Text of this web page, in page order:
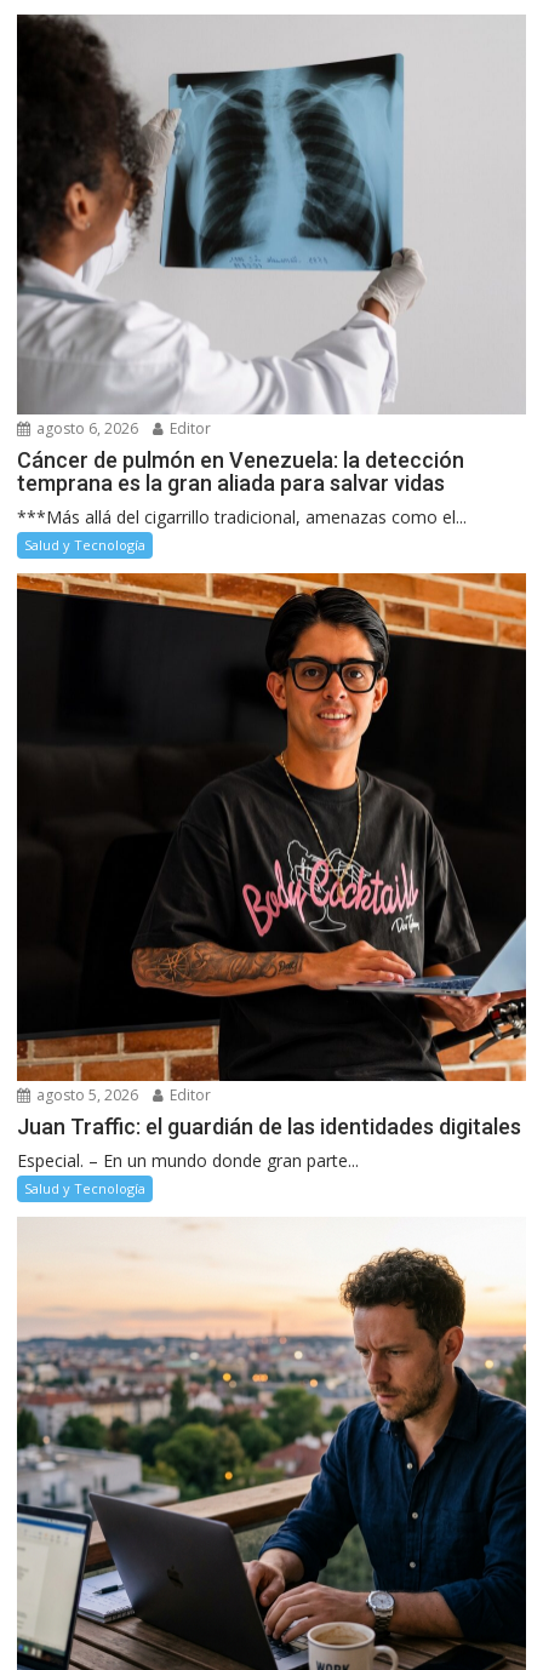
agosto 6, 2026 Editor
Cáncer de pulmón en Venezuela: la detección
temprana es la gran aliada para salvar vidas
***Más allá del cigarrillo tradicional, amenazas como el...
Salud y Tecnología
agosto 5, 2026 Editor
Juan Traffic: el guardián de las identidades digitales
Especial. – En un mundo donde gran parte...
Salud y Tecnología